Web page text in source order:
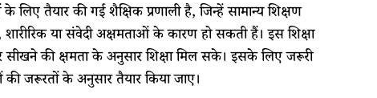
तैयार की गई शैक्षिक प्रणाली है, जिन्हें सामान्य शिक्षण
या संवेदी अक्षमताओं के कारण हो सकती हैं। इस शिक्षा
की क्षमता के अनुसार शिक्षा मिल सके।​ ​इसके लिए जरूरी
जरूरतों के अनुसार तैयार किया जाए।